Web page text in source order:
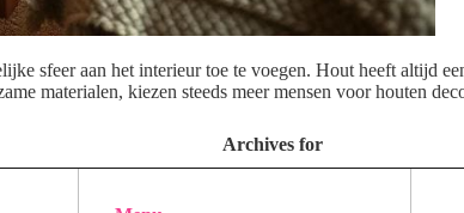
sfeer aan het interieur toe te voegen. Hout heeft altijd
materialen, kiezen steeds meer mensen voor houten
Archives for